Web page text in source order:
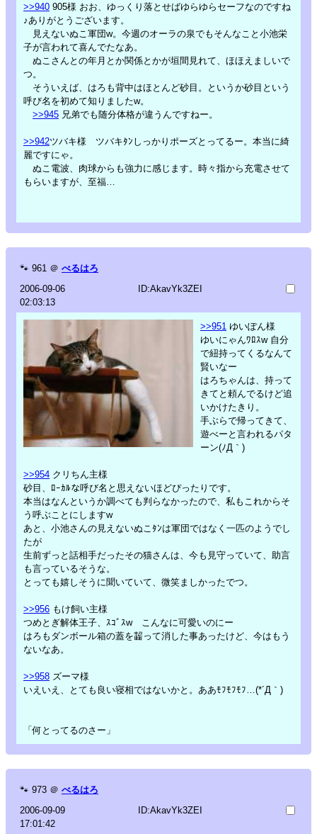
>>940 905様 おお、ゆっくり落とせばゆらゆらセーフなのですね
♪ありがとうございます。
見えないぬこ軍団w。今週のオーラの泉でもそんなこと小池栄
子が言われて喜んでたなあ。
ぬこさんとの年月とか関係とかが垣間見れて、ほほえましいで
つ。
そういえば、はろも背中はほとんど砂目。というか砂目という
呼び名を初めて知りましたw。
>>945 兄弟でも随分体格が違うんですねー。
>>942ツバキ様 ツバキﾀﾝしっかりポーズとってるー。本当に綺
麗ですにゃ。
ぬこ電波、肉球からも強力に感じます。時々指から充電させて
もらいますが、至福…
🐾 961 ＠ べるはろ
2006-09-06
02:03:13
ID:AkavYk3ZEI
>>951 ゆいぽん様
ゆいにゃんﾜﾛｽw 自分
で紐持ってくるなんて
賢いなー
はろちゃんは、持って
きてと頼んでるけど追
いかけたきり。
手ぶらで帰ってきて、
遊べーと言われるパタ
ーン(ﾉД｀)
>>954 クリちん主様
砂目、ﾛｰｶﾙな呼び名と思えないほどぴったりです。
本当はなんというか調べても判らなかったので、私もこれからそ
う呼ぶことにしますw
あと、小池さんの見えないぬこﾀﾝは軍団ではなく一匹のようでし
たが
生前ずっと話相手だったその猫さんは、今も見守っていて、助言
も言っているそうな。
とっても嬉しそうに聞いていて、微笑ましかったでつ。
>>956 もけ飼い主様
つめとぎ解体王子、ｽｺﾞｽw こんなに可愛いのにー
はろもダンボール箱の蓋を齧って消した事あったけど、今はもう
ないなあ。
>>958 ズーマ様
いえいえ、とても良い寝相ではないかと。ああﾓﾌﾓﾌﾓﾌ…(*´Д｀)
「何とってるのさー」
🐾 973 ＠ べるはろ
2006-09-09
17:01:42
ID:AkavYk3ZEI